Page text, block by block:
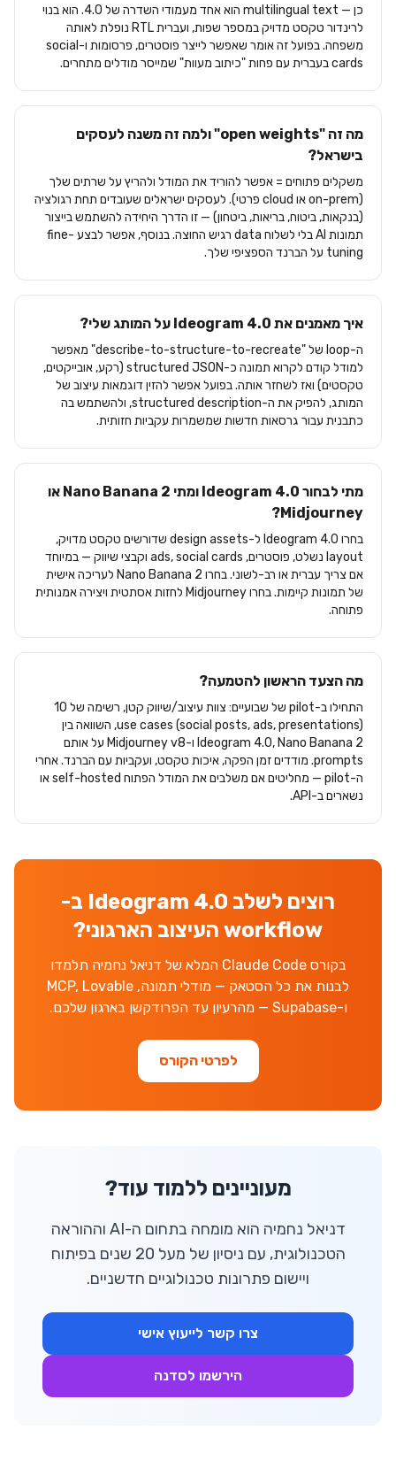
כן — multilingual text הוא אחד מעמודי השדרה של 4.0. הוא בנוי
לרינדור טקסט מדויק במספר שפות, ועברית RTL נופלת לאותה
משפחה. בפועל זה אומר שאפשר לייצר פוסטרים, פרסומות ו-social
cards בעברית עם פחות "כיתוב מעוות" שמייסר מודלים מתחרים.
מה זה "open weights" ולמה זה משנה לעסקים
בישראל?
משקלים פתוחים = אפשר להוריד את המודל ולהריץ על שרתים שלך
(on-prem או cloud פרטי). לעסקים ישראלים שעובדים תחת רגולציה
(בנקאות, ביטוח, בריאות, ביטחון) — זו הדרך היחידה להשתמש בייצור
תמונות AI בלי לשלוח data רגיש החוצה. בנוסף, אפשר לבצע fine-
tuning על הברנד הספציפי שלך.
איך מאמנים את Ideogram 4.0 על המותג שלי?
ה-loop של "describe-to-structure-to-recreate" מאפשר
למודל קודם לקרוא תמונה כ-structured JSON (רקע, אובייקטים,
טקסטים) ואז לשחזר אותה. בפועל אפשר להזין דוגמאות עיצוב של
המותג, להפיק את ה-structured description, ולהשתמש בה
כתבנית עבור גרסאות חדשות שמשמרות עקביות חזותית.
מתי לבחור Ideogram 4.0 ומתי Nano Banana 2 או
Midjourney?
בחרו Ideogram 4.0 ל-design assets שדורשים טקסט מדויק,
layout נשלט, פוסטרים, ads, social cards וקבצי שיווק — במיוחד
אם צריך עברית או רב-לשוני. בחרו Nano Banana 2 לעריכה אישית
של תמונות קיימות. בחרו Midjourney לחזות אסתטית ויצירה אמנותית
פתוחה.
מה הצעד הראשון להטמעה?
התחילו ב-pilot של שבועיים: צוות עיצוב/שיווק קטן, רשימה של 10
use cases (social posts, ads, presentations), השוואה בין
Ideogram 4.0, Nano Banana 2 ו-Midjourney v8 על אותם
prompts. מודדים זמן הפקה, איכות טקסט, ועקביות עם הברנד. אחרי
ה-pilot — מחליטים אם משלבים את המודל הפתוח self-hosted או
נשארים ב-API.
רוצים לשלב Ideogram 4.0 ב-
workflow העיצוב הארגוני?
בקורס Claude Code המלא של דניאל נחמיה תלמדו
לבנות את כל הסטאק — מודלי תמונה, MCP, Lovable
ו-Supabase — מהרעיון עד הפרודקשן בארגון שלכם.
לפרטי הקורס
מעוניינים ללמוד עוד?
דניאל נחמיה הוא מומחה בתחום ה-AI וההוראה
הטכנולוגית, עם ניסיון של מעל 20 שנים בפיתוח
ויישום פתרונות טכנולוגיים חדשניים.
צרו קשר לייעוץ אישי
הירשמו לסדנה